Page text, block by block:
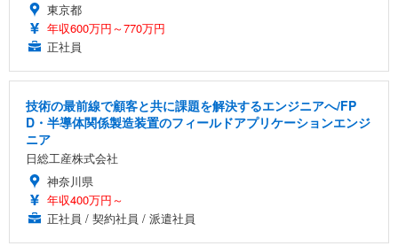
東京都
年収600万円～770万円
正社員
技術の最前線で顧客と共に課題を解決するエンジニアへ/FP
D・半導体関係製造装置のフィールドアプリケーションエンジ
ニア
日総工産株式会社
神奈川県
年収400万円～
正社員 / 契約社員 / 派遣社員